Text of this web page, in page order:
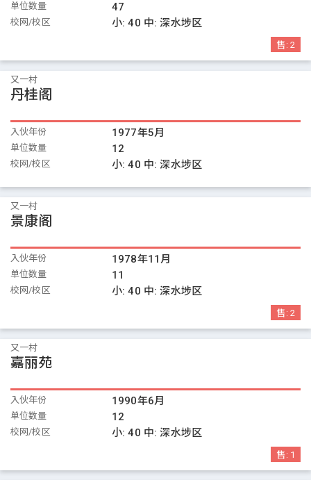
单位数量 47
校网/校区 小:40 中:深水埗区
售: 2
又一村
丹桂阁
入伙年份 1977年5月
单位数量 12
校网/校区 小:40 中:深水埗区
又一村
景康阁
入伙年份 1978年11月
单位数量 11
校网/校区 小:40 中:深水埗区
售: 2
又一村
嘉丽苑
入伙年份 1990年6月
单位数量 12
校网/校区 小:40 中:深水埗区
售: 1